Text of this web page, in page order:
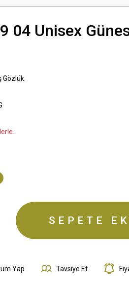
04 Unisex
Gözlük
SEPETE
Yap Tavsiye Et